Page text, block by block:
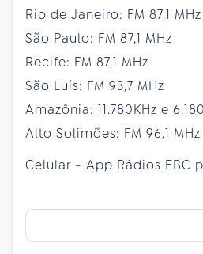
Rio de Janeiro: FM 87,1
São Paulo: FM 87,1 MHz
Recife: FM 87,1 MHz
São Luís: FM 93,7 MHz
Amazônia: 11.780KHz e
Alto Solimões: FM 96,1 MHz
Celular - App Rádios EBC